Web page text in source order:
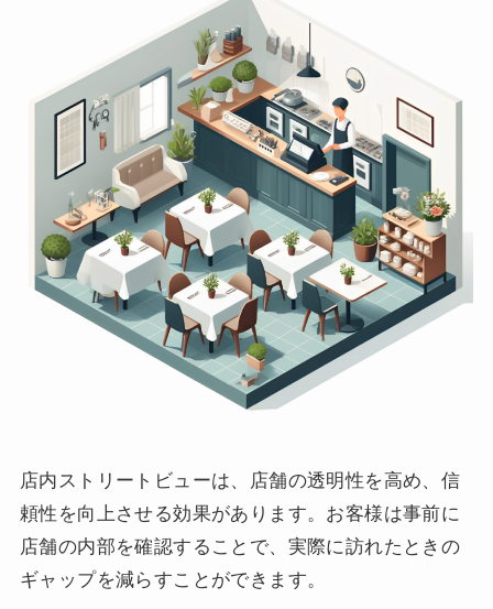
店内ストリートビューは、店舗の透明性を高め、信
頼性を向上させる効果があります。お客様は事前に
店舗の内部を確認することで、実際に訪れたときの
ギャップを減らすことができます。